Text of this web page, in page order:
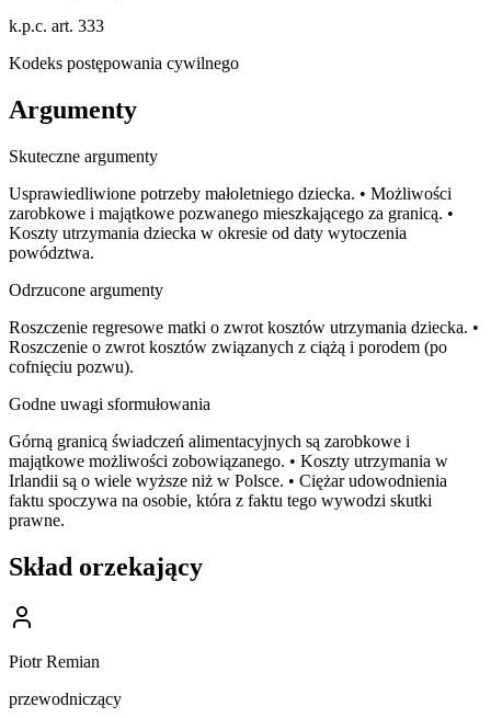
k.p.c. art. 333
Kodeks postępowania cywilnego
Argumenty
Skuteczne argumenty
Usprawiedliwione potrzeby małoletniego dziecka. • Możliwości
zarobkowe i majątkowe pozwanego mieszkającego za granicą. •
Koszty utrzymania dziecka w okresie od daty wytoczenia
powództwa.
Odrzucone argumenty
Roszczenie regresowe matki o zwrot kosztów utrzymania dziecka. •
Roszczenie o zwrot kosztów związanych z ciążą i porodem (po
cofnięciu pozwu).
Godne uwagi sformułowania
Górną granicą świadczeń alimentacyjnych są zarobkowe i
majątkowe możliwości zobowiązanego. • Koszty utrzymania w
Irlandii są o wiele wyższe niż w Polsce. • Ciężar udowodnienia
faktu spoczywa na osobie, która z faktu tego wywodzi skutki
prawne.
Skład orzekający
Piotr Remian
przewodniczący